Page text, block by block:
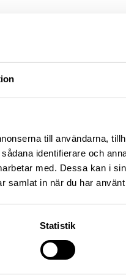
till användarna,
identifierare och
med. Dessa kan i
samlat in när du har
Statistik